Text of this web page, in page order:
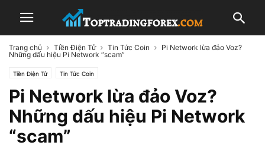
Trang chủ Tiền Điện Tử Tin Tức Coin
Pi Network lừa đảo Voz?
Những dấu hiệu Pi Network “scam”
Tiền Điện Tử Tin Tức Coin
Pi Network lừa đảo Voz?
Những dấu hiệu Pi Network
“scam”